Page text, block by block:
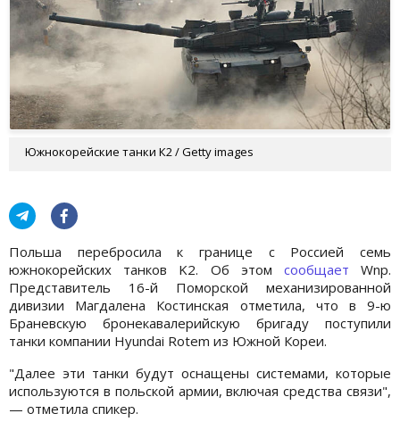
Южнокорейские танки К2 / Getty images
Польша перебросила к границе с Россией семь
южнокорейских танков K2. Об этом сообщает Wnp.
Представитель 16-й Поморской механизированной
дивизии Магдалена Костинская отметила, что в 9-ю
Браневскую бронекавалерийскую бригаду поступили
танки компании Hyundai Rotem из Южной Кореи.
"Далее эти танки будут оснащены системами, которые
используются в польской армии, включая средства связи",
— отметила спикер.